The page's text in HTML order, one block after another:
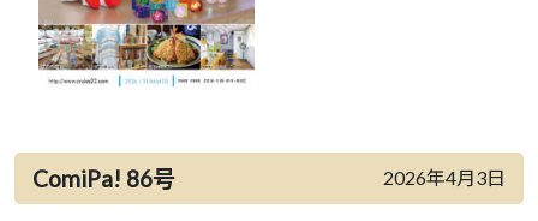
ComiPa! 86号 2026年4月3日